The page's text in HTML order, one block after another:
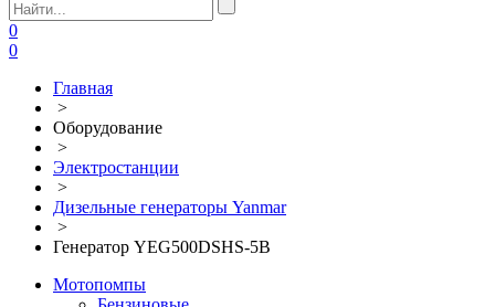
0
0
Главная
>
Оборудование
>
Электростанции
>
Дизельные генераторы Yanmar
>
Генератор YEG500DSHS-5B
Мотопомпы